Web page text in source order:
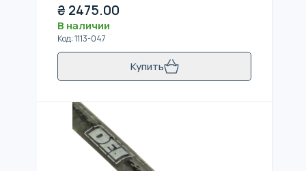
₴ 2475.00
В наличии
Код:1113-047
Купить